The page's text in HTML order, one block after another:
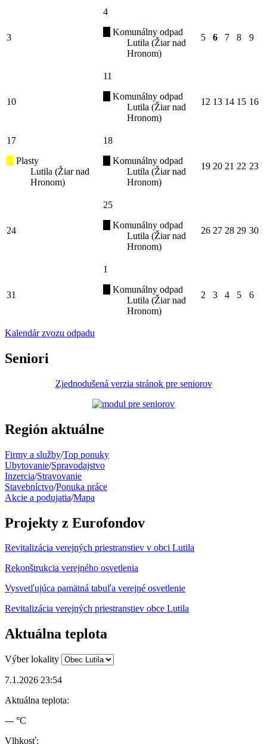
3
4
Komunálny odpad
Lutila (Žiar nad
Hronom)
5 6 7 8 9
10
11
Komunálny odpad
Lutila (Žiar nad
Hronom)
12 13 14 15 16
17
Plasty
Lutila (Žiar nad
Hronom)
18
Komunálny odpad
Lutila (Žiar nad
Hronom)
19 20 21 22 23
24
25
Komunálny odpad
Lutila (Žiar nad
Hronom)
26 27 28 29 30
31
1
Komunálny odpad
Lutila (Žiar nad
Hronom)
2 3 4 5 6
Kalendár zvozu odpadu
Seniori
Zjednodušená verzia stránok pre seniorov
Región aktuálne
Firmy a služby/Top ponuky
Ubytovanie/Spravodajstvo
Inzercia/Stravovanie
Stavebníctvo/Ponuka práce
Akcie a podujatia/Mapa
Projekty z Eurofondov
Revitalizácia verejných priestranstiev v obci Lutila
Rekonštrukcia verejného osvetlenia
Vysvetľujúca pamätná tabuľa verejné osvetlenie
Revitalizácia verejných priestranstiev obce Lutila
Aktuálna teplota
Výber lokality
7.1.2026 23:54
Aktuálna teplota:
--- °C
Vlhkosť: